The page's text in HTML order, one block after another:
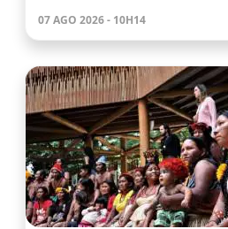
07 AGO 2026 - 10H14